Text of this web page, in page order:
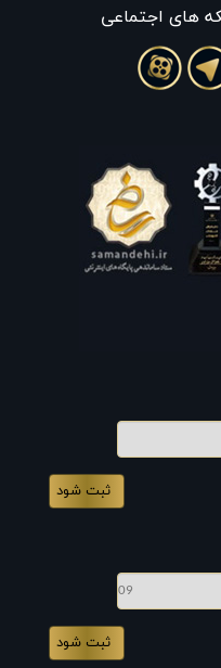
های اجتماعی